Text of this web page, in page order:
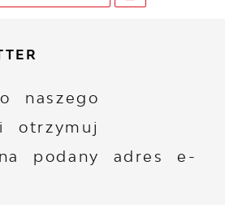
naszego
otrzymuj
podany adres e-